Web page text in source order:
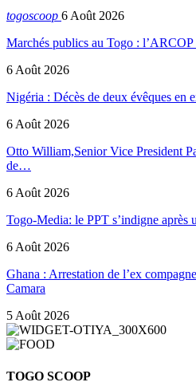
togoscoop 6 Août 2026
Marchés publics au Togo :
6 Août 2026
Nigéria : Décès de deux évêques en
6 Août 2026
Otto William,Senior Vice President
de…
6 Août 2026
Togo-Media: le PPT s’indigne après
6 Août 2026
Ghana : Arrestation de l’ex
Camara
5 Août 2026
TOGO SCOOP